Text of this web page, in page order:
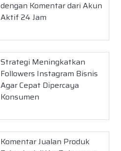
dengan Komentar dari Akun
Aktif 24 Jam
Strategi Meningkatkan
Followers Instagram Bisnis
Agar Cepat Dipercaya
Konsumen
Komentar Jualan Produk